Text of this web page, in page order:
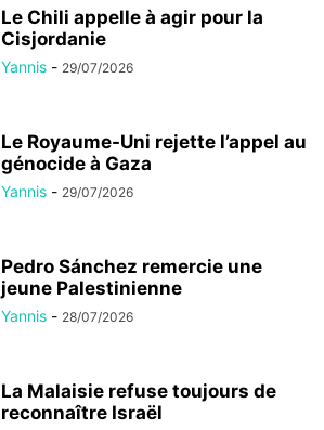
Le Chili appelle à agir pour la
Cisjordanie
Yannis - 29/07/2026
Le Royaume-Uni rejette l’appel au
génocide à Gaza
Yannis - 29/07/2026
Pedro Sánchez remercie une
jeune Palestinienne
Yannis - 28/07/2026
La Malaisie refuse toujours de
reconnaître Israël